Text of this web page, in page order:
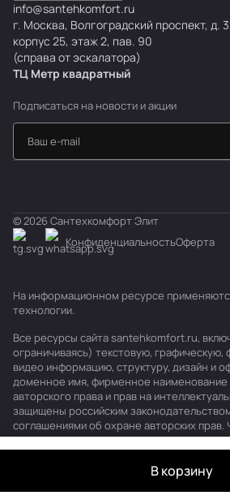
В корзину
info@santehkomfort.ru
г. Москва, Волгоградский проспект, д.
корпус 25, этаж 2, пав. 90
(справа от эскалатора)
ТЦ Метр квадратный
Подписаться на новости и акции
© 2026 Сантехкомфорт Элит
КонфиденциальностьОферта
На информационном ресурсе
технологии.
Все ресурсы сайта santehkomfort.ru,
ограничиваясь) текстовую, графическую,
видео информацию, структуру, дизайн и
доменное имя, фирменное наименование
авторского права и прав на
защищены российским
соглашениями об охране авторских прав.